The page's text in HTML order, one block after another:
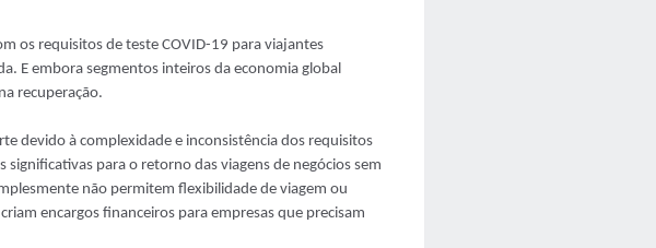
os requisitos de teste COVID-19 para viajantes
E embora segmentos inteiros da economia global
recuperação.
devido à complexidade e inconsistência dos requisitos
para o retorno das viagens de negócios sem
não permitem flexibilidade de viagem ou
encargos financeiros para empresas que precisam